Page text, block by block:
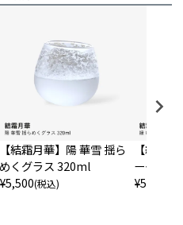
【結霜月華】陽 華雪 揺ら
めくグラス 320ml
¥5,500(税込)
【結霜
ーグラ
¥5,500